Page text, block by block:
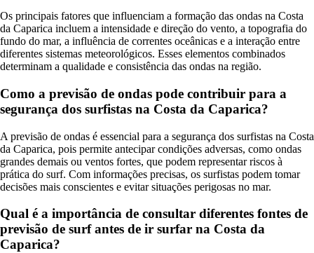
Os principais fatores que influenciam a formação das ondas na Costa
da Caparica incluem a intensidade e direção do vento, a topografia do
fundo do mar, a influência de correntes oceânicas e a interação entre
diferentes sistemas meteorológicos. Esses elementos combinados
determinam a qualidade e consistência das ondas na região.
Como a previsão de ondas pode contribuir para a
segurança dos surfistas na Costa da Caparica?
A previsão de ondas é essencial para a segurança dos surfistas na Costa
da Caparica, pois permite antecipar condições adversas, como ondas
grandes demais ou ventos fortes, que podem representar riscos à
prática do surf. Com informações precisas, os surfistas podem tomar
decisões mais conscientes e evitar situações perigosas no mar.
Qual é a importância de consultar diferentes fontes de
previsão de surf antes de ir surfar na Costa da
Caparica?